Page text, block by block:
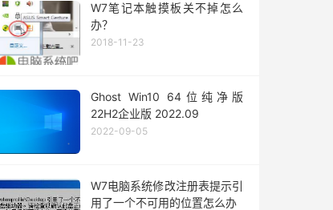
W7笔记本触摸板关不掉怎么
办？
2018-11-23
Ghost Win10 64位纯净版
22H2企业版 2022.09
2022-09-05
W7电脑系统修改注册表提示引
用了一个不可用的位置怎么办